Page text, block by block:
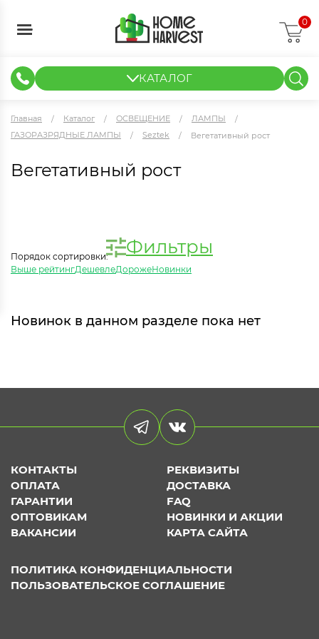
0
КАТАЛОГ
Главная Каталог ОСВЕЩЕНИЕ
ЛАМПЫ
ГАЗОРАЗРЯДНЫЕ ЛАМПЫ
Seztek Вегетативный рост
Вегетативный рост
Фильтры
Порядок сортировки:
Выше рейтингДешевлеДорожеНовинки
Новинок в данном разделе пока нет
КОНТАКТЫ
РЕКВИЗИТЫ
ОПЛАТА
ДОСТАВКА
ГАРАНТИИ
FAQ
ОПТОВИКАМ
НОВИНКИ И АКЦИИ
ВАКАНСИИ
КАРТА САЙТА
ПОЛИТИКА КОНФИДЕНЦИАЛЬНОСТИ
ПОЛЬЗОВАТЕЛЬСКОЕ СОГЛАШЕНИЕ